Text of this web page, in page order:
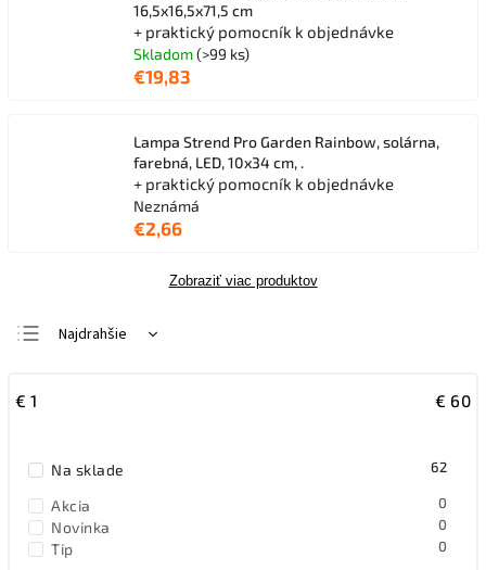
16,5x16,5x71,5 cm
+ praktický pomocník k objednávke
Skladom(>99 ks)
€19,83
Lampa Strend Pro Garden Rainbow, solárna,
farebná, LED, 10x34 cm, .
+ praktický pomocník k objednávke
Neznámá
€2,66
Zobraziť viac produktov
Najdrahšie
€ 1 € 60
Na sklade 62
Akcia 0
Novinka 0
Tip 0